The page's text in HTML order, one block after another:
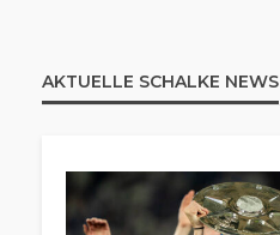
AKTUELLE SCHALKE NEWS